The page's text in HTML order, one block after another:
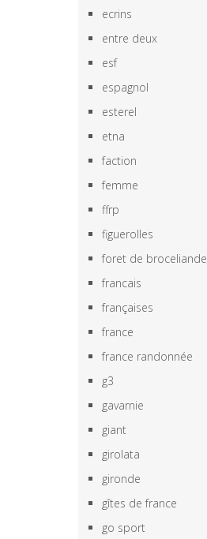
ecrins
entre deux
esf
espagnol
esterel
etna
faction
femme
ffrp
figuerolles
foret de broceliande
francais
françaises
france
france randonnée
g3
gavarnie
giant
girolata
gironde
gîtes de france
go sport